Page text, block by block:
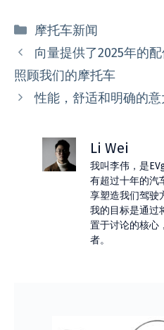
分
类
摩托车新闻
向量提供了2025年的
照顾我们的摩托车
性能，舒适和明确的
Li Wei
我叫李伟，是
有超过十年的汽
享塑造我们驾驶
我的目标是通过
置于讨论的核心
者。